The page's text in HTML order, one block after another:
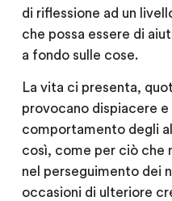
di riflessione ad un
che possa essere di
a fondo sulle cose.
La vita ci presenta,
provocano dispiacere e
comportamento degli
così, come per ciò che
nel perseguimento dei
occasioni di ulteriore